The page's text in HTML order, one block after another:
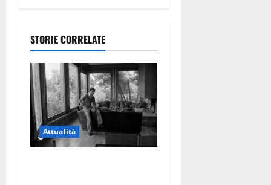
z
i
o
n
e
STORIE CORRELATE
Attualità